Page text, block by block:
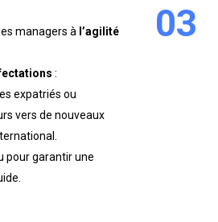
managers à l’agilité
:
expatriés ou
vers de nouveaux
pour garantir une
03